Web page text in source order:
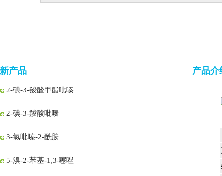
新产品
3-羟基吡嗪-2-酰胺
2-碘-3-羧酸甲酯吡嗪
2-碘-3-羧酸吡嗪
3-氯吡嗪-2-酰胺
5-溴-2-苯基-1,3-噻唑
产品介